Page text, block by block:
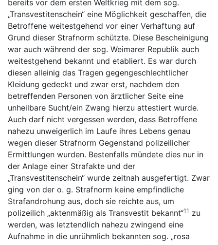
bereits vor dem ersten Weltkrieg mit dem sog.
„Transvestitenschein“ eine Möglichkeit geschaffen, die
Betroffene weitestgehend vor einer Verhaftung auf
Grund dieser Strafnorm schützte. Diese Bescheinigung
war auch während der sog. Weimarer Republik auch
weitestgehend bekannt und etabliert. Es war durch
diesen alleinig das Tragen gegengeschlechtlicher
Kleidung gedeckt und zwar erst, nachdem den
betreffenden Personen von ärztlicher Seite eine
unheilbare Sucht/ein Zwang hierzu attestiert wurde.
Auch darf nicht vergessen werden, dass Betroffene
nahezu unweigerlich im Laufe ihres Lebens genau
wegen dieser Strafnorm Gegenstand polizeilicher
Ermittlungen wurden. Bestenfalls mündete dies nur in
der Anlage einer Strafakte und der
„Transvestitenschein“ wurde zeitnah ausgefertigt. Zwar
ging von der o. g. Strafnorm keine empfindliche
Strafandrohung aus, doch sie reichte aus, um
polizeilich „aktenmäßig als Transvestit bekannt“11 zu
werden, was letztendlich nahezu zwingend eine
Aufnahme in die unrühmlich bekannten sog. „rosa